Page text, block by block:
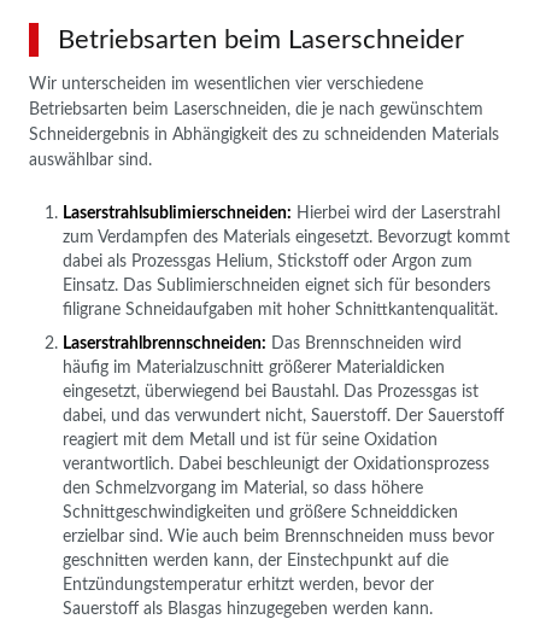
Betriebsarten beim Laserschneider
Wir unterscheiden im wesentlichen vier verschiedene
Betriebsarten beim Laserschneiden, die je nach gewünschtem
Schneidergebnis in Abhängigkeit des zu schneidenden Materials
auswählbar sind.
Laserstrahlsublimierschneiden: Hierbei wird der Laserstrahl
zum Verdampfen des Materials eingesetzt. Bevorzugt kommt
dabei als Prozessgas Helium, Stickstoff oder Argon zum
Einsatz. Das Sublimierschneiden eignet sich für besonders
filigrane Schneidaufgaben mit hoher Schnittkantenqualität.
Laserstrahlbrennschneiden: Das Brennschneiden wird
häufig im Materialzuschnitt größerer Materialdicken
eingesetzt, überwiegend bei Baustahl. Das Prozessgas ist
dabei, und das verwundert nicht, Sauerstoff. Der Sauerstoff
reagiert mit dem Metall und ist für seine Oxidation
verantwortlich. Dabei beschleunigt der Oxidationsprozess
den Schmelzvorgang im Material, so dass höhere
Schnittgeschwindigkeiten und größere Schneiddicken
erzielbar sind. Wie auch beim Brennschneiden muss bevor
geschnitten werden kann, der Einstechpunkt auf die
Entzündungstemperatur erhitzt werden, bevor der
Sauerstoff als Blasgas hinzugegeben werden kann.